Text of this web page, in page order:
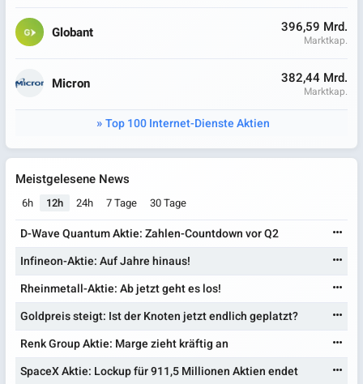
Globant 396,59 Mrd.
Marktkap.
Micron 382,44 Mrd.
Marktkap.
Top 100 Internet-Dienste Aktien
Meistgelesene News
6h 12h 24h 7 Tage 30 Tage
D-Wave Quantum Aktie: Zahlen-Countdown vor Q2
Infineon-Aktie: Auf Jahre hinaus!
Rheinmetall-Aktie: Ab jetzt geht es los!
Goldpreis steigt: Ist der Knoten jetzt endlich geplatzt?
Renk Group Aktie: Marge zieht kräftig an
SpaceX Aktie: Lockup für 911,5 Millionen Aktien endet